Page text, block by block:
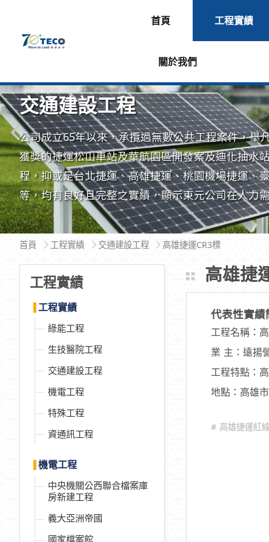
首頁 工程實績
關於我們
交通建設工程
公司成立65年以來，承攬過無數公共工程案件，舉
獲獎的捷運松山車站及華航園區開發案及迪化抽水
程，抑或是台北捷運、高雄捷運、桃園機場捷運、
等，均有良好且完整之實績，顯示東元公司在人力
面，擁有足夠的專業領域人才，可提供最安心的服
首頁 工程實績 交通建設工程 高雄捷運CR3標
工程實績
工程實績
綠能工程
生技醫院工程
交通建設工程
機電工程
特殊工程
資通訊工程
機電工程
中央機關公西聯合檔案庫
房新建工程
義大亞洲帝國
國家檔案館
高雄捷
代表性實績
工程名稱：
業 主：遠揚
工程特點：
地點：高雄市
# 高雄捷運紅